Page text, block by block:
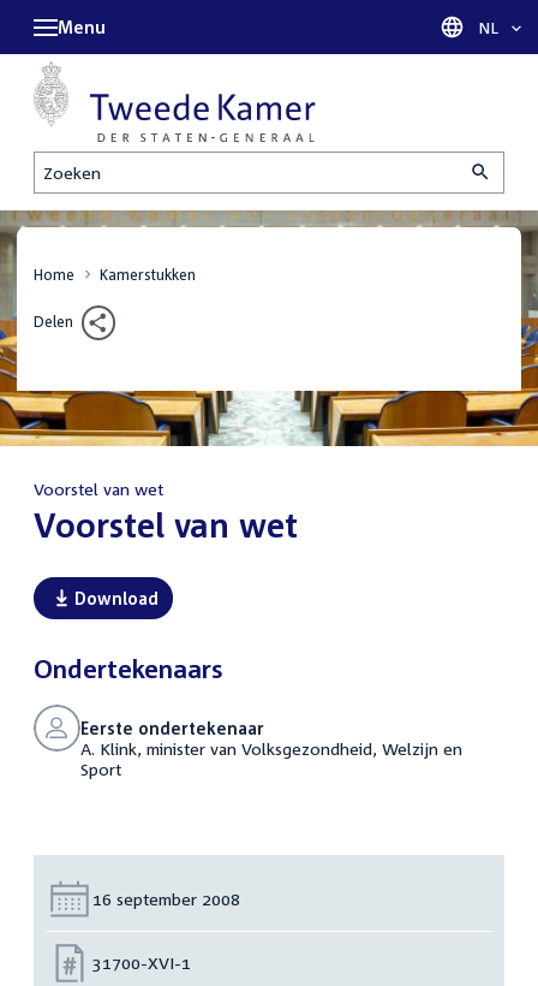
Zoeken
Menu Taal
NL
Home Kamerstukken
Delen
Voorstel van wet
:Voorstel van wet
Download
Ondertekenaars
Eerste ondertekenaar
A. Klink, minister van Volksgezondheid, Welzijn en
Sport
Datum:
16 september 2008
Nummer:
31700-XVI-1